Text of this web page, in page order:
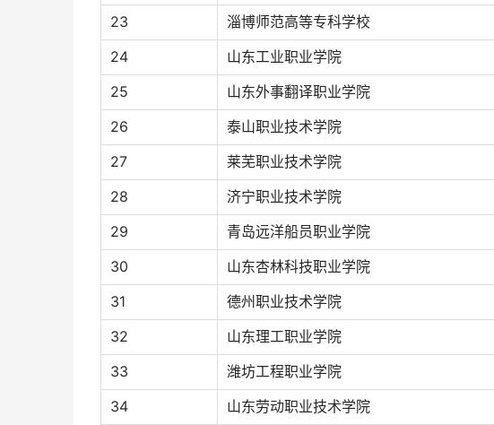
23 淄博师范高等专科学校
24 山东工业职业学院
25 山东外事翻译职业学院
26 泰山职业技术学院
27 莱芜职业技术学院
28 济宁职业技术学院
29 青岛远洋船员职业学院
30 山东杏林科技职业学院
31 德州职业技术学院
32 山东理工职业学院
33 潍坊工程职业学院
34 山东劳动职业技术学院